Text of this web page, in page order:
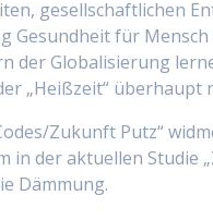
gesellschaftlichen
Gesundheit für
der Globalisierung
„Heißzeit“ überhaupt
Zukunft Putz“
in der aktuellen Studie
Dämmung.